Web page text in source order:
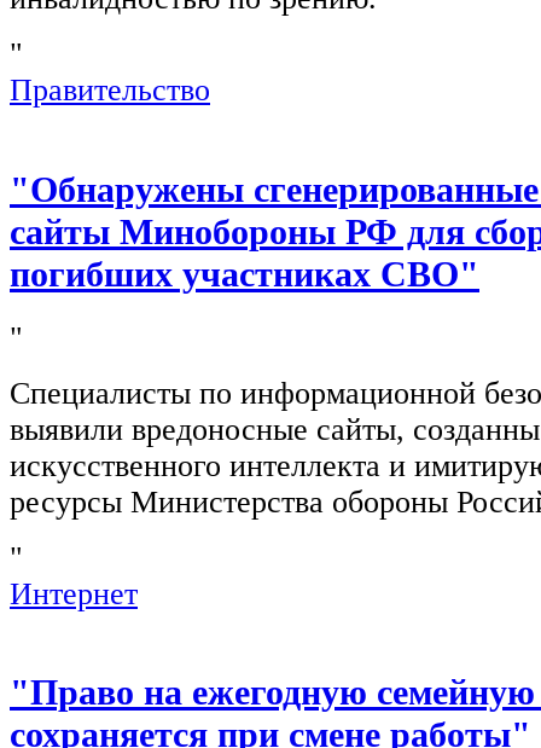
"
Правительство
"Обнаружены
сайты Минобороны РФ для
погибших участниках СВО"
"
Специалисты по информационной
выявили вредоносные сайты,
искусственного интеллекта и
ресурсы Министерства обороны
"
Интернет
"Право на ежегодную
сохраняется при смене работы"